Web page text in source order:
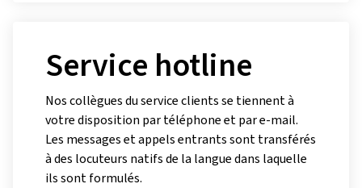
Service hotline
Nos collègues du service clients se tiennent à
votre disposition par téléphone et par e-mail.
Les messages et appels entrants sont transférés
à des locuteurs natifs de la langue dans laquelle
ils sont formulés.